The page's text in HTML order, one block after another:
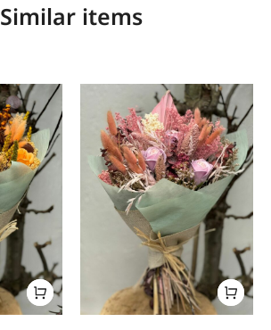
Similar items